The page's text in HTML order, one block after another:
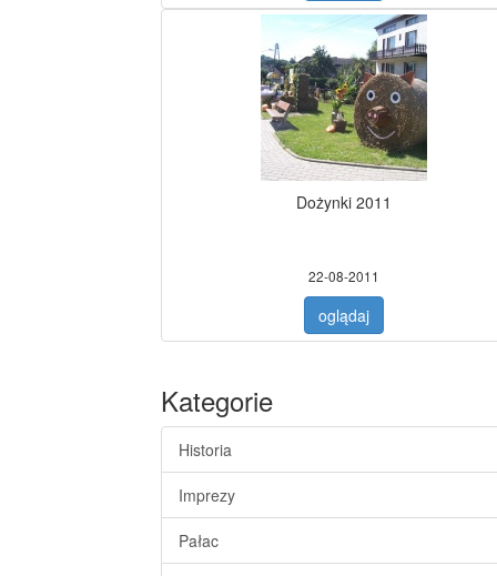
Dożynki 2011
22-08-2011
oglądaj
Kategorie
Historia
Imprezy
Pałac